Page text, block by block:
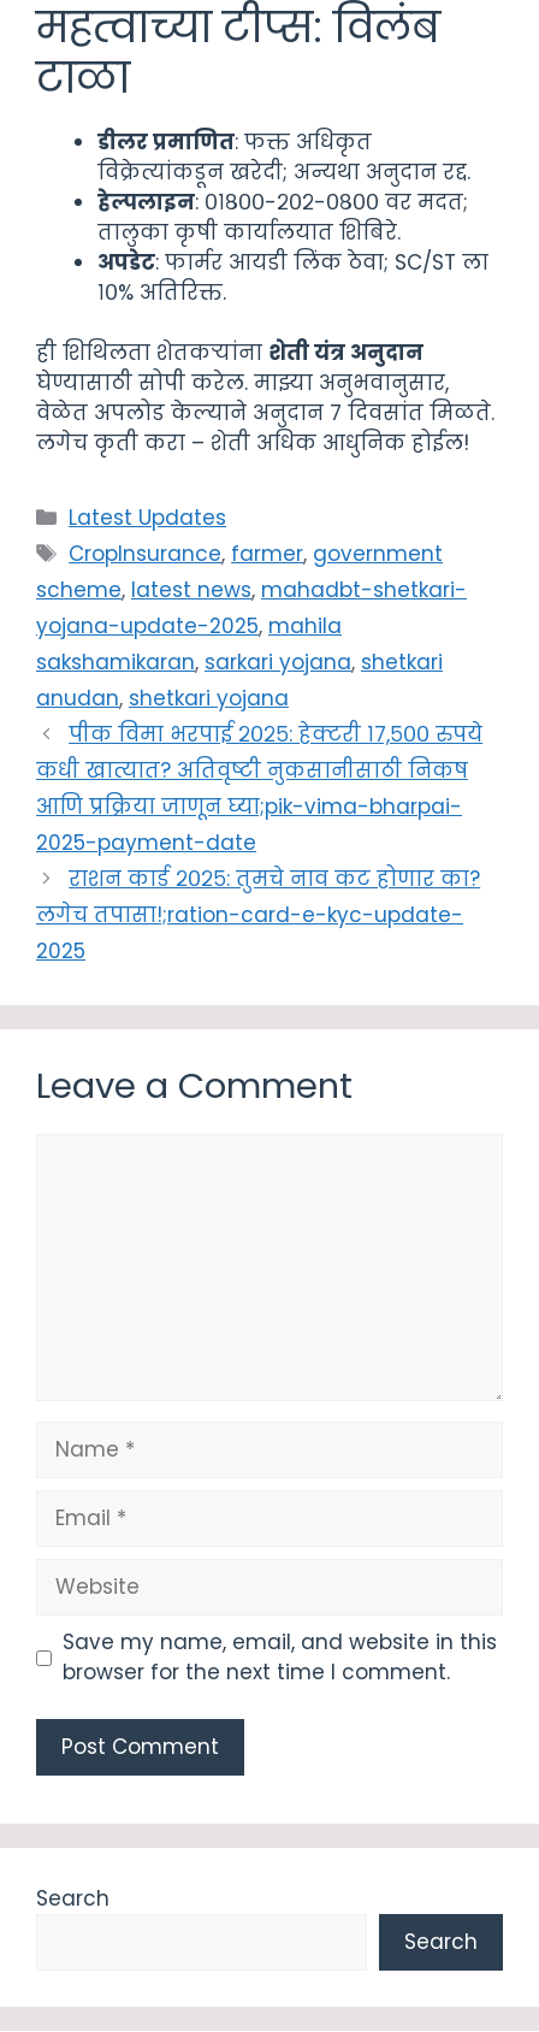
महत्वाच्या टीप्स: विलंब
टाळा
डीलर प्रमाणित: फक्त अधिकृत
विक्रेत्यांकडून खरेदी; अन्यथा अनुदान रद्द.
हेल्पलाइन: ०१८००-२०२-०८०० वर मदत;
तालुका कृषी कार्यालयात शिबिरे.
अपडेट: फार्मर आयडी लिंक ठेवा; SC/ST ला
१०% अतिरिक्त.
ही शिथिलता शेतकऱ्यांना शेती यंत्र अनुदान
घेण्यासाठी सोपी करेल. माझ्या अनुभवानुसार,
वेळेत अपलोड केल्याने अनुदान ७ दिवसांत मिळते.
लगेच कृती करा – शेती अधिक आधुनिक होईल!
Categories
Latest Updates
Tags
CropInsurance, farmer, government
scheme, latest news, mahadbt-shetkari-
yojana-update-2025, mahila
sakshamikaran, sarkari yojana, shetkari
anudan, shetkari yojana
पीक विमा भरपाई २०२५: हेक्टरी १७,५०० रुपये
कधी खात्यात? अतिवृष्टी नुकसानीसाठी निकष
आणि प्रक्रिया जाणून घ्या;pik-vima-bharpai-
2025-payment-date
राशन कार्ड २०२५: तुमचे नाव कट होणार का?
लगेच तपासा!;ration-card-e-kyc-update-
2025
Leave a Comment
Name
Email
Website
Save my name, email, and website in this
browser for the next time I comment.
Search
Search